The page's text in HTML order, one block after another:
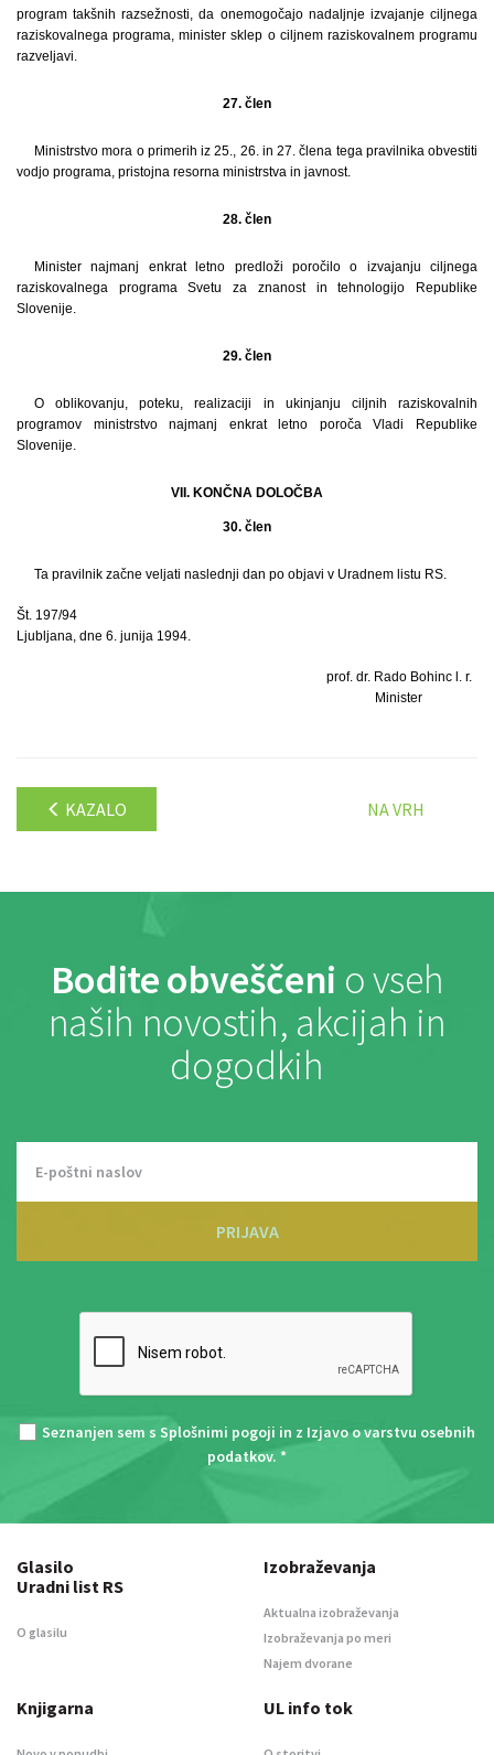
program takšnih razsežnosti, da onemogočajo nadaljnje izvajanje ciljnega
raziskovalnega programa, minister sklep o ciljnem raziskovalnem programu
razveljavi.
27. člen
Ministrstvo mora o primerih iz 25., 26. in 27. člena tega pravilnika obvestiti
vodjo programa, pristojna resorna ministrstva in javnost.
28. člen
Minister najmanj enkrat letno predloži poročilo o izvajanju ciljnega
raziskovalnega programa Svetu za znanost in tehnologijo Republike
Slovenije.
29. člen
O oblikovanju, poteku, realizaciji in ukinjanju ciljnih raziskovalnih
programov ministrstvo najmanj enkrat letno poroča Vladi Republike
Slovenije.
VII. KONČNA DOLOČBA
30. člen
Ta pravilnik začne veljati naslednji dan po objavi v Uradnem listu RS.
Št. 197/94
Ljubljana, dne 6. junija 1994.
prof. dr. Rado Bohinc l. r.
Minister
KAZALO NA VRH
Bodite obveščeni o vseh
naših novostih, akcijah in
dogodkih
PRIJAVA
Seznanjen sem s Splošnimi pogoji in z Izjavo o varstvu osebnih
podatkov. *
Glasilo
Uradni list RS
O glasilu
Izobraževanja
Aktualna izobraževanja
Izobraževanja po meri
Najem dvorane
Knjigarna UL info tok